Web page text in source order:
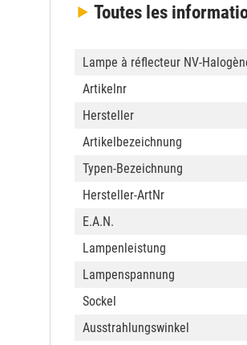
Toutes les
Lampe à réflecteur NV-
Artikelnr
Hersteller
Artikelbezeichnung
Typen-Bezeichnung
Hersteller-ArtNr
E.A.N.
Lampenleistung
Lampenspannung
Sockel
Ausstrahlungswinkel